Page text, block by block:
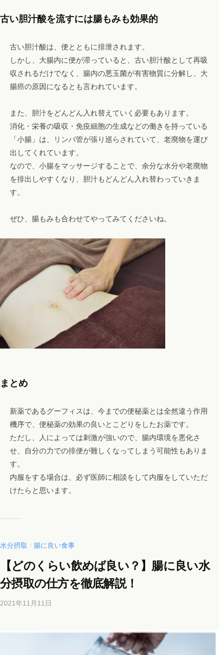
古い胆汁酸を流すには腸もみも効果的
古い胆汁酸は、便とともに排泄されます。
しかし、大腸内に便が滞っていると、古い胆汁酸として再吸
収されるだけでなく、腸内の悪玉菌が有害物質に分解し、大
腸癌の原因になるとも言われています。
また、胆汁をどんどん入れ替えていく必要もあります。
消化・栄養の吸収・免疫細胞の生成などの働きを持っている
「小腸」は、リンパ管が張り巡らされていて、老廃物を運び
出してくれています。
なので、小腸をマッサージすることで、余分な水分や老廃物
を排出しやすくなり、胆汁もどんどん入れ替わっていきま
す。
ぜひ、腸もみも合わせてやってみてくださいね。
まとめ
新薬であるグーフィスは、今までの便秘薬とは全然違う作用
機序で、便秘薬の効果の良いとこどりをしたお薬です。
ただし、人によっては刺激が強いので、腸内環境を悪化さ
せ、自分の力での排便が難しくなってしまう可能性もありま
す。
内服をする場合は、必ず医師に相談をして内服をしていただ
けたらと思います。
水分摂取 / 腸に良い食事
【どのくらい飲めば良い？】腸に良い水
分摂取の仕方を徹底解説！
2021年11月11日